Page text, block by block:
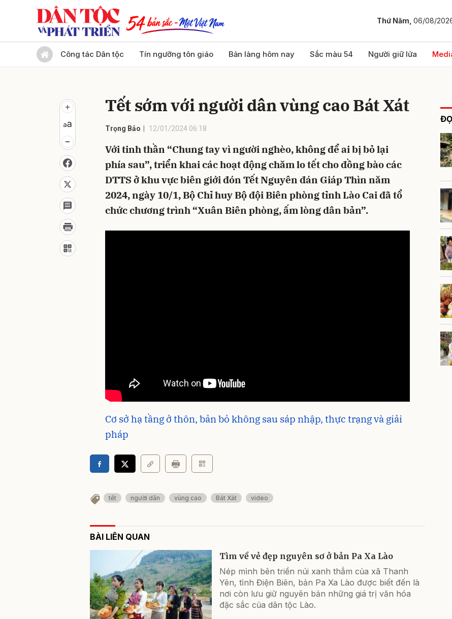
Thứ Năm, 06/08/
Công tác Dân tộc Tín ngưỡng tôn giáo Bản làng hôm nay Sắc màu 54 Người giữ lửa
Tết sớm với người dân vùng cao Bát Xát
Trọng Bảo 12/01/2024 06:18
Với tinh thần “Chung tay vì người nghèo, không để ai bị bỏ lại
phía sau”, triển khai các hoạt động chăm lo tết cho đồng bào các
DTTS ở khu vực biên giới đón Tết Nguyên đán Giáp Thìn năm
2024, ngày 10/1, Bộ Chỉ huy Bộ đội Biên phòng tỉnh Lào Cai đã tổ
chức chương trình “Xuân Biên phòng, ấm lòng dân bản”.
Cơ sở hạ tầng ở thôn, bản bỏ không sau sáp nhập, thực trạng và giải
pháp
tết người dân vùng cao Bát Xát video
BÀI LIÊN QUAN
Tìm về vẻ đẹp nguyên sơ ở bản Pa Xa Lào
Nép mình bên triền núi xanh thẳm của xã Thanh
Yên, tỉnh Điện Biên, bản Pa Xa Lào được biết đến là
nơi còn lưu giữ nguyên bản những giá trị văn hóa
đặc sắc của dân tộc Lào.
Gửi bình luận
Hủy